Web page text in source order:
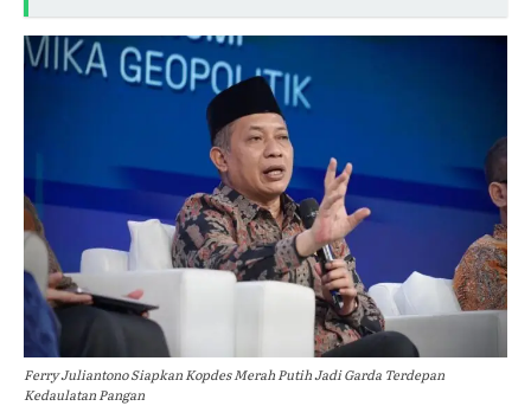
Ferry Juliantono Siapkan Kopdes Merah Putih Jadi Garda Terdepan
Kedaulatan Pangan